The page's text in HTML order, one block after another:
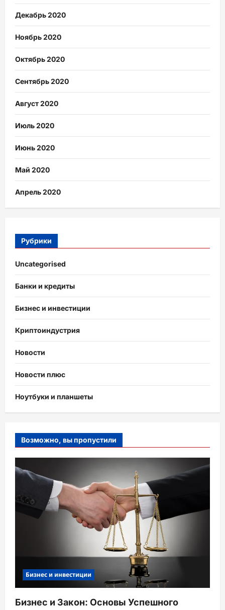
Декабрь 2020
Ноябрь 2020
Октябрь 2020
Сентябрь 2020
Август 2020
Июль 2020
Июнь 2020
Май 2020
Апрель 2020
Рубрики
Uncategorised
Банки и кредиты
Бизнес и инвестиции
Криптоиндустрия
Новости
Новости плюс
Ноутбуки и планшеты
Возможно, вы пропустили
Бизнес и инвестиции
Бизнес и Закон: Основы Успешного